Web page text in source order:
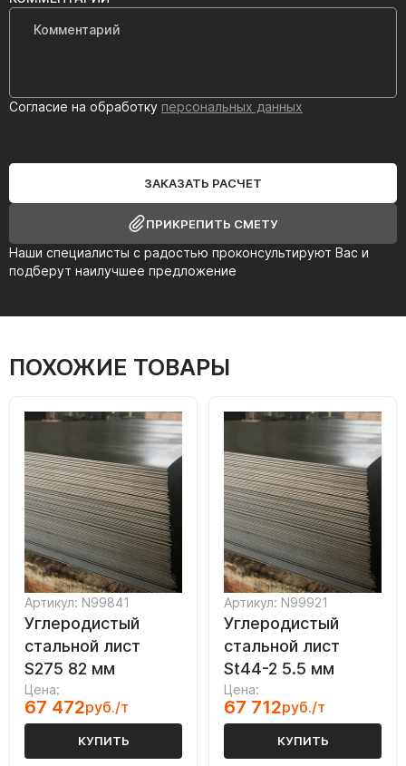
Наши специалисты с радостью проконсультируют Вас и
подберут наилучшее предложение
Согласие на обработку персональных данных
ЗАКАЗАТЬ РАСЧЕТ
ПРИКРЕПИТЬ СМЕТУ
ПОХОЖИЕ ТОВАРЫ
Артикул: N99841
Углеродистый
стальной лист
S275 82 мм
Цена:
67 472руб./т
КУПИТЬ
Артикул: N99921
Углеродистый
стальной лист
St44-2 5.5 мм
Цена:
67 712руб./т
КУПИТЬ